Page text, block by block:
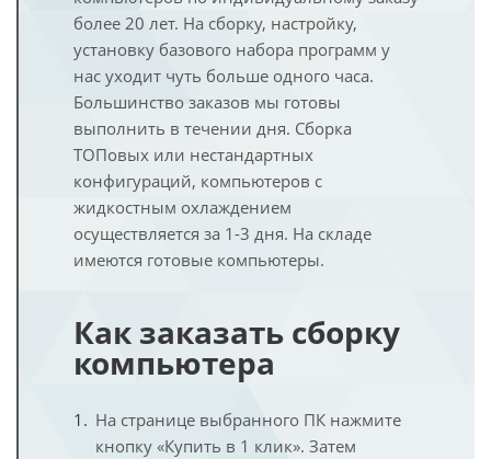
более 20 лет. На сборку, настройку,
установку базового набора программ у
нас уходит чуть больше одного часа.
Большинство заказов мы готовы
выполнить в течении дня. Сборка
ТОПовых или нестандартных
конфигураций, компьютеров с
жидкостным охлаждением
осуществляется за 1-3 дня. На складе
имеются готовые компьютеры.
Как заказать сборку
компьютера
На странице выбранного ПК нажмите
кнопку «Купить в 1 клик». Затем